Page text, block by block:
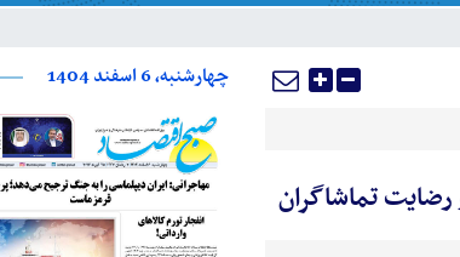
تماشاگران
چهارشنبه، 6 اسفند 1404